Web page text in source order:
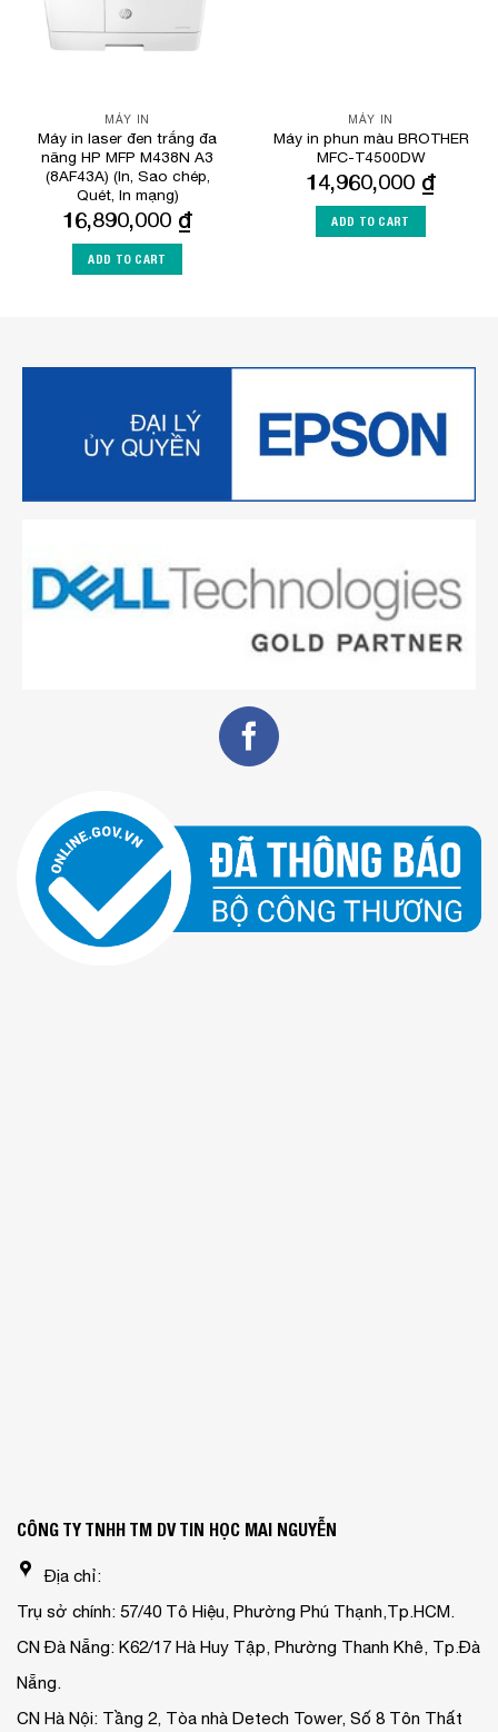
MÁY IN
Máy in laser đen trắng đa
năng HP MFP M438N A3
(8AF43A) (In, Sao chép,
Quét, In mạng)
16,890,000 ₫
ADD TO CART
MÁY IN
Máy in phun màu BROTHER
MFC-T4500DW
14,960,000 ₫
ADD TO CART
CÔNG TY TNHH TM DV TIN HỌC MAI NGUYỄN
Địa chỉ:
Trụ sở chính: 57/40 Tô Hiệu, Phường Phú Thạnh,Tp.HCM.
CN Đà Nẵng: K62/17 Hà Huy Tập, Phường Thanh Khê, Tp.Đà
Nẵng.
CN Hà Nội: Tầng 2, Tòa nhà Detech Tower, Số 8 Tôn Thất